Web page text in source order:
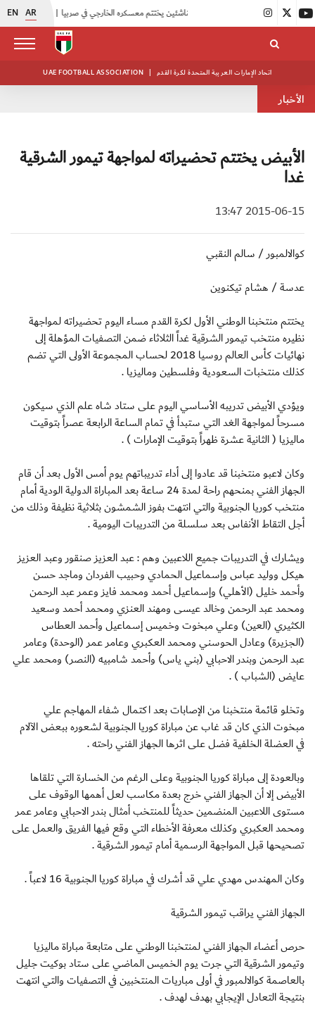
EN AR اتحاد الكرة يُنظم ورشة عمل للمراقبين المعتمدين |
UAE FOOTBALL ASSOCIATION | اتحاد الإمارات العربية المتحدة لكرة القدم
الأخبار
الأبيض يختتم تحضيراته لمواجهة تيمور الشرقية
غدا
2015-06-15 13:47
كوالالمبور / سالم النقبي
عدسة / هشام تيكنوين
يختتم منتخبنا الوطني الأول لكرة القدم مساء اليوم تحضيراته لمواجهة
نظيره منتخب تيمور الشرقية غداً الثلاثاء ضمن التصفيات المؤهلة إلى
نهائيات كأس العالم روسيا 2018 لحساب المجموعة الأولى التي تضم
كذلك منتخبات السعودية وفلسطين وماليزيا .
ويؤدي الأبيض تدريبه الأساسي اليوم على ستاد شاه علم الذي سيكون
مسرحاً لمواجهة الغد التي ستبدأ في تمام الساعة الرابعة عصراً بتوقيت
ماليزيا ( الثانية عشرة ظهراً بتوقيت الإمارات ) .
وكان لاعبو منتخبنا قد عادوا إلى أداء تدريباتهم يوم أمس الأول بعد أن قام
الجهاز الفني بمنحهم راحة لمدة 24 ساعة بعد المباراة الدولية الودية أمام
منتخب كوريا الجنوبية والتي انتهت بفوز الشمشون بثلاثية نظيفة وذلك من
أجل التقاط الأنفاس بعد سلسلة من التدريبات اليومية .
ويشارك في التدريبات جميع اللاعبين وهم : عبد العزيز صنقور وعبد العزيز
هيكل ووليد عباس وإسماعيل الحمادي وحبيب الفردان وماجد حسن
وأحمد خليل (الأهلي) وإسماعيل أحمد ومحمد فايز وعمر عبد الرحمن
ومحمد عبد الرحمن وخالد عيسى ومهند العنزي ومحمد أحمد وسعيد
الكثيري (العين) وعلي مبخوت وخميس إسماعيل وأحمد العطاس
(الجزيرة) وعادل الحوسني ومحمد العكبري وعامر عمر (الوحدة) وعامر
عبد الرحمن وبندر الاحبابي (بني ياس) وأحمد شامبيه (النصر) ومحمد علي
عايض (الشباب ) .
وتخلو قائمة منتخبنا من الإصابات بعد اكتمال شفاء المهاجم علي
مبخوت الذي كان قد غاب عن مباراة كوريا الجنوبية لشعوره ببعض الآلام
في العضلة الخلفية فضل على اثرها الجهاز الفني راحته .
وبالعودة إلى مباراة كوريا الجنوبية وعلى الرغم من الخسارة التي تلقاها
الأبيض إلا أن الجهاز الفني خرج بعدة مكاسب لعل أهمها الوقوف على
مستوى اللاعبين المنضمين حديثاً للمنتخب أمثال بندر الاحبابي وعامر عمر
ومحمد العكبري وكذلك معرفة الأخطاء التي وقع فيها الفريق والعمل على
تصحيحها قبل المواجهة الرسمية أمام تيمور الشرقية .
وكان المهندس مهدي علي قد أشرك في مباراة كوريا الجنوبية 16 لاعباً .
الجهاز الفني يراقب تيمور الشرقية
حرص أعضاء الجهاز الفني لمنتخبنا الوطني على متابعة مباراة ماليزيا
وتيمور الشرقية التي جرت يوم الخميس الماضي على ستاد بوكيت جليل
بالعاصمة كوالالمبور في أولى مباريات المنتخبين في التصفيات والتي انتهت
بنتيجة التعادل الإيجابي بهدف لهدف .